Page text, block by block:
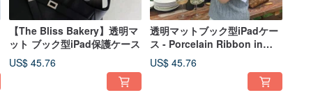
【The Bliss Bakery】透明マ
ット ブック型iPad保護ケース
US$ 45.76
透明マットブック型iPadケー
ス - Porcelain Ribbon in
White
US$ 45.76